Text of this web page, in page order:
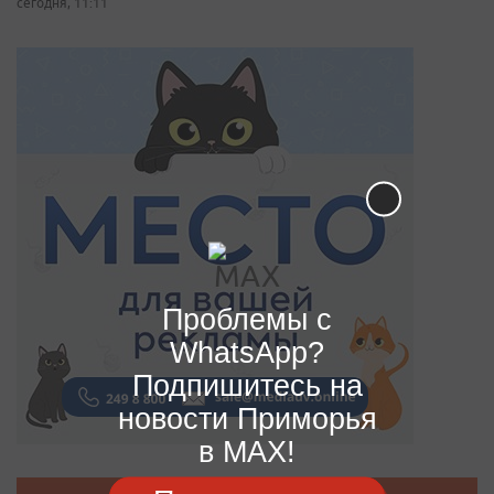
сегодня, 11:11
Проблемы с
WhatsApp?
Подпишитесь на
новости Приморья
в MAX!